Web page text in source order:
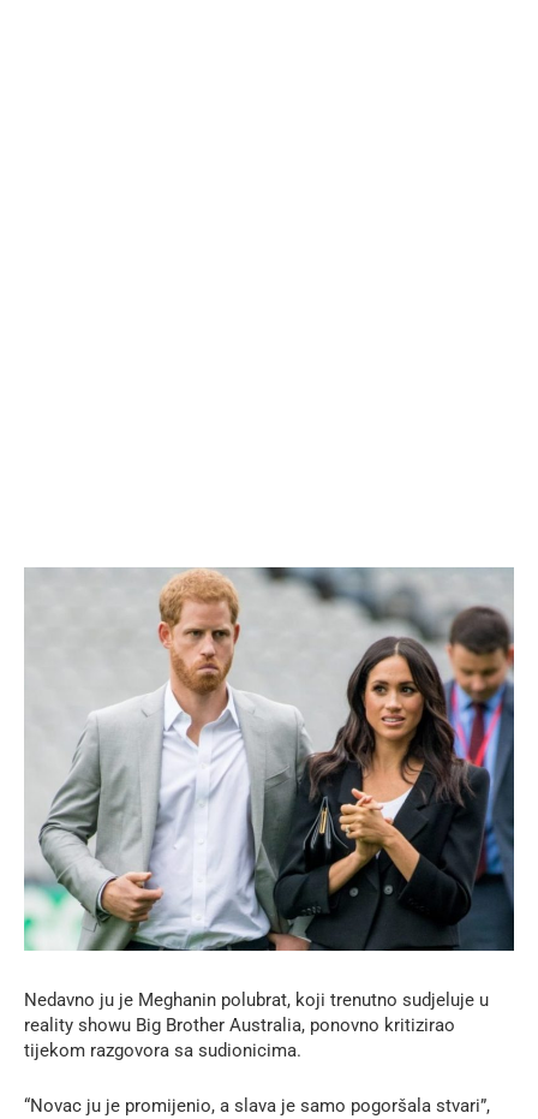
Nedavno ju je Meghanin polubrat, koji trenutno sudjeluje u
reality showu Big Brother Australia, ponovno kritizirao
tijekom razgovora sa sudionicima.
“Novac ju je promijenio, a slava je samo pogoršala stvari”,